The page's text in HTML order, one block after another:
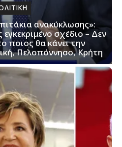
ανακύκλωσης»:
σχέδιο – Δεν
ποιος θα κάνει την
Πελοπόννησο, Κρήτη